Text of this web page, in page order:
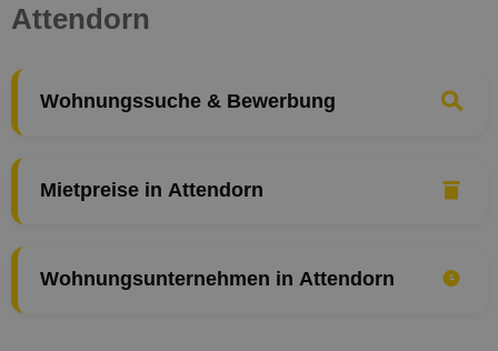
Attendorn
Wohnungssuche & Bewerbung
Mietpreise in Attendorn
Wohnungsunternehmen in Attendorn